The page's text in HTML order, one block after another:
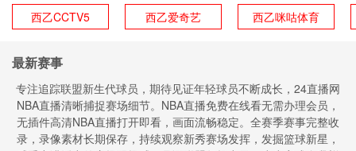
西乙CCTV5 西乙爱奇艺 西乙咪咕体育
最新赛事
专注追踪联盟新生代球员，期待见证年轻球员不断成长，24直播网
NBA直播清晰捕捉赛场细节。NBA直播免费在线看无需办理会员，
无插件高清NBA直播打开即看，画面流畅稳定。全赛季赛事完整收
录，录像素材长期保存，持续观察新秀赛场发挥，发掘篮球新星，